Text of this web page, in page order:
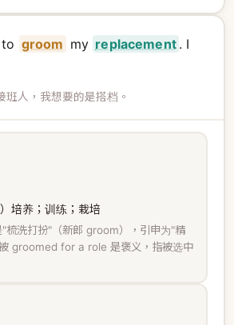
groom my replacement . I
班人，我想要的是搭档。
培养；训练；栽培
梳洗打扮"（新郎 groom），引申为"精
groomed for a role 是褒义，指被选中